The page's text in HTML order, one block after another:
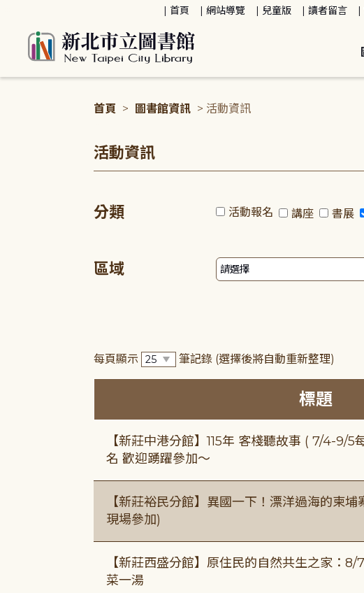
首頁 網站導覽 兒童版 讀者留言
首頁 > 圖書館資訊 > 活動資訊
活動資訊
分類 活動報名 講座 書展
區域
每頁顯示 筆記錄 (選擇後將自動重新整理)
標題
【新莊中港分館】115年 客棧聽故事 ( 7/4-9/5
名 歡迎踴躍參加～
【新莊裕民分館】異國一下！漂洋過海的柬
現場參加)
【新莊西盛分館】原住民的自然共生之家：
菜一湯